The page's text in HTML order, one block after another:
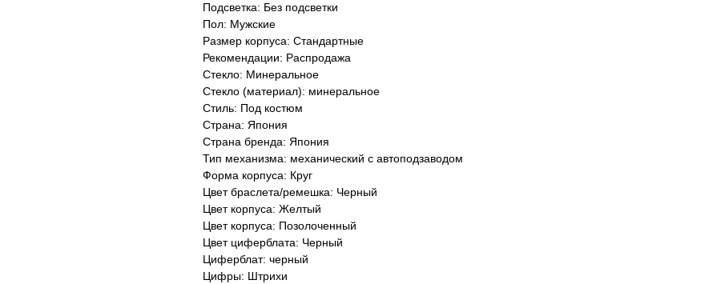
Подсветка: Без подсветки
Пол: Мужские
Размер корпуса: Стандартные
Рекомендации: Распродажа
Стекло: Минеральное
Стекло (материал): минеральное
Стиль: Под костюм
Страна: Япония
Страна бренда: Япония
Тип механизма: механический с автоподзаводом
Форма корпуса: Круг
Цвет браслета/ремешка: Черный
Цвет корпуса: Желтый
Цвет корпуса: Позолоченный
Цвет циферблата: Черный
Циферблат: черный
Цифры: Штрихи